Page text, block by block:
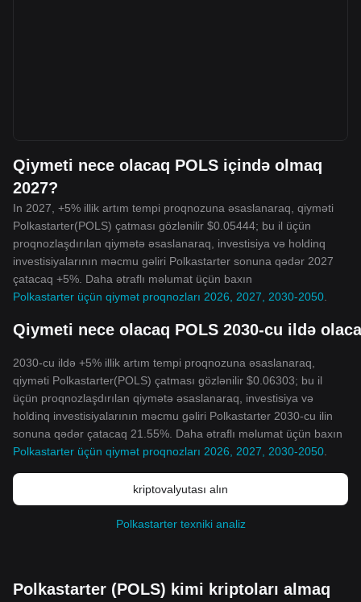
Qiymeti nece olacaq POLS içində olmaq
2027?
In 2027, +5% illik artım tempi proqnozuna əsaslanaraq, qiyməti
Polkastarter(POLS) çatması gözlənilir $0.05444; bu il üçün
proqnozlaşdırılan qiymətə əsaslanaraq, investisiya və holdinq
investisiyalarının məcmu gəliri Polkastarter sonuna qədər 2027
çatacaq +5%. Daha ətraflı məlumat üçün baxın
Polkastarter üçün qiymət proqnozları 2026, 2027, 2030-2050
Qiymeti nece olacaq POLS 2030-cu ildə
2030-cu ildə +5% illik artım tempi proqnozuna əsaslanaraq,
qiyməti Polkastarter(POLS) çatması gözlənilir $0.06303; bu il
üçün proqnozlaşdırılan qiymətə əsaslanaraq, investisiya və
holdinq investisiyalarının məcmu gəliri Polkastarter 2030-cu ilin
sonuna qədər çatacaq 21.55%. Daha ətraflı məlumat üçün baxın
Polkastarter üçün qiymət proqnozları 2026, 2027, 2030-2050
kriptovalyutası alın
Polkastarter texniki analiz
Polkastarter (POLS) kimi kriptoları almaq